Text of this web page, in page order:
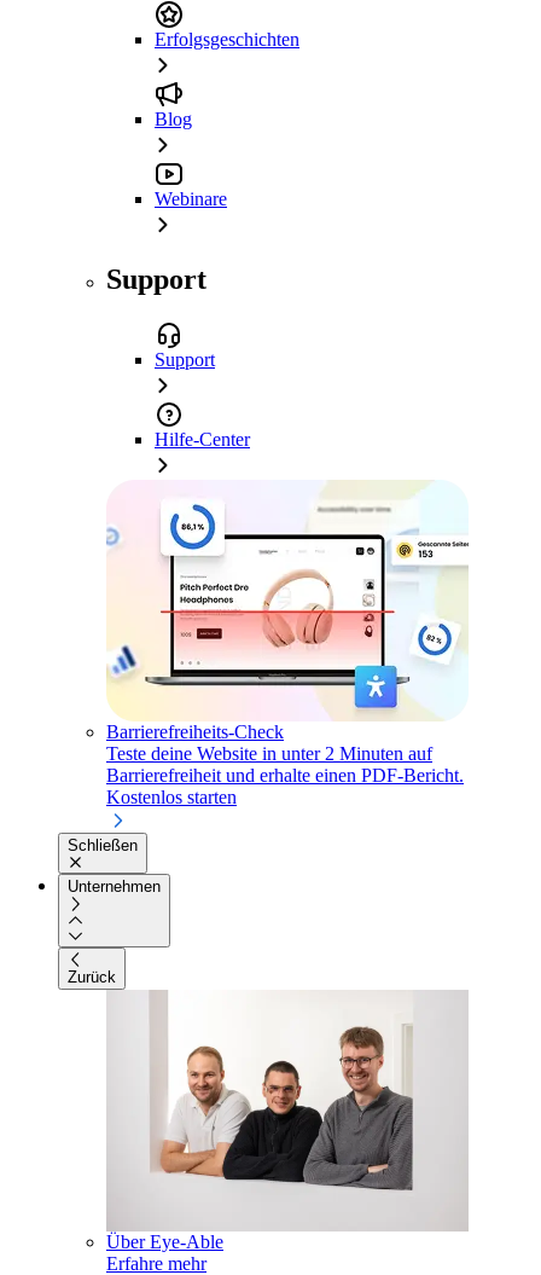
Erfolgsgeschichten
Blog
Webinare
Support
Support
Hilfe-Center
Barrierefreiheits-Check
Teste deine Website in unter 2 Minuten auf
Barrierefreiheit und erhalte einen PDF-Bericht.
Kostenlos starten
Schließen
Unternehmen
Zurück
Über Eye-Able
Erfahre mehr